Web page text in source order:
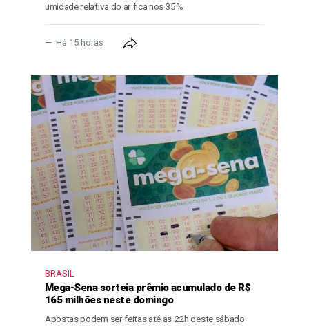
umidade relativa do ar fica nos 35%
Há 15 horas
BRASIL
Mega-Sena sorteia prêmio acumulado de R$
165 milhões neste domingo
Apostas podem ser feitas até as 22h deste sábado